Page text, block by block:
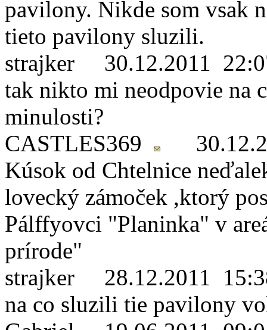
pavilony. Nikde som vsak
tieto pavilony sluzili.
strajker 30.12.2011
tak nikto mi neodpovie na
minulosti?
CASTLES369
Kúsok od Chtelnice
lovecký zámoček ,ktorý
Pálffyovci "Planinka" v
prírode"
strajker 28.12.2011
na co sluzili tie pavilony